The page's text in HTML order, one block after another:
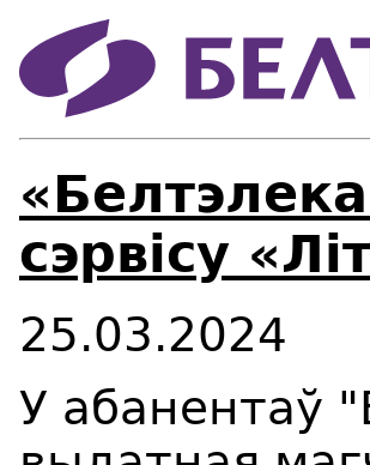
сэрвісу
25.03.2024
У абанентаў